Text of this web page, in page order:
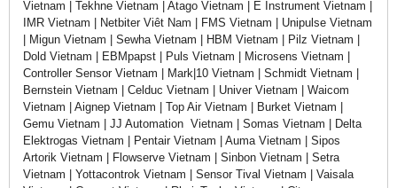
Vietnam | Tekhne Vietnam | Atago Vietnam | E Instrument Vietnam |
IMR Vietnam | Netbiter Viêt Nam | FMS Vietnam | Unipulse Vietnam
| Migun Vietnam | Sewha Vietnam | HBM Vietnam | Pilz Vietnam |
Dold Vietnam | EBMpapst | Puls Vietnam | Microsens Vietnam |
Controller Sensor Vietnam | Mark|10 Vietnam | Schmidt Vietnam |
Bernstein Vietnam | Celduc Vietnam | Univer Vietnam | Waicom
Vietnam | Aignep Vietnam | Top Air Vietnam | Burket Vietnam |
Gemu Vietnam | JJ Automation Vietnam | Somas Vietnam | Delta
Elektrogas Vietnam | Pentair Vietnam | Auma Vietnam | Sipos
Artorik Vietnam | Flowserve Vietnam | Sinbon Vietnam | Setra
Vietnam | Yottacontrok Vietnam | Sensor Tival Vietnam | Vaisala